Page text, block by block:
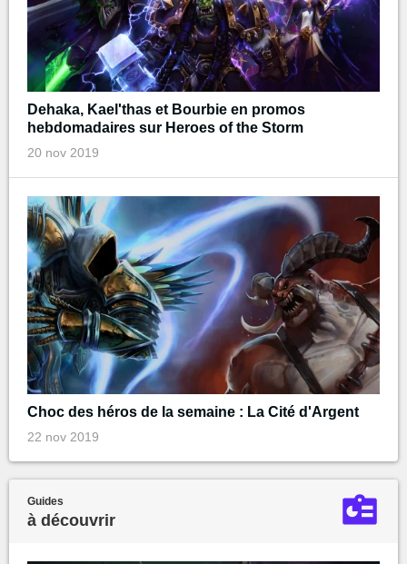
Dehaka, Kael'thas et Bourbie en promos
hebdomadaires sur Heroes of the Storm
20 nov 2019
Choc des héros de la semaine : La Cité d'Argent
22 nov 2019
Guides
à découvrir